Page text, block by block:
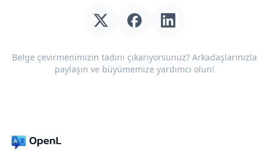
Belge çevirmenimizin tadını çıkarıyorsunuz? Arkadaşlarınızla
paylaşın ve büyümemize yardımcı olun!